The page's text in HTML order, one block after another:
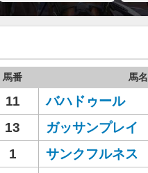
馬番 馬名
11 バハドゥール
13 ガッサンプレイ
1 サンクフルネス